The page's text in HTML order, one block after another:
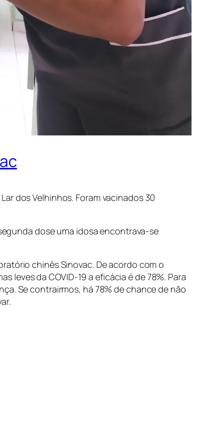
dos Velhinhos. Foram vacinados 30
dose uma idosa encontrava-se
chinês Sinovac. De acordo com o
leves da COVID-19 a eficácia é de 78%. Para
Se contrairmos, há 78% de chance de não